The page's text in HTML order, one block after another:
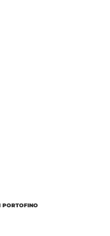
PORTOFINO